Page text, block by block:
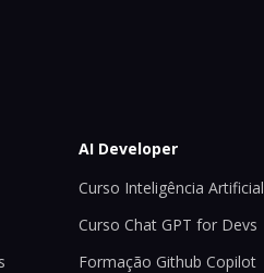
AI Developer
Curso Inteligência Artificial
Curso Chat GPT for Devs
Formação Github Copilot